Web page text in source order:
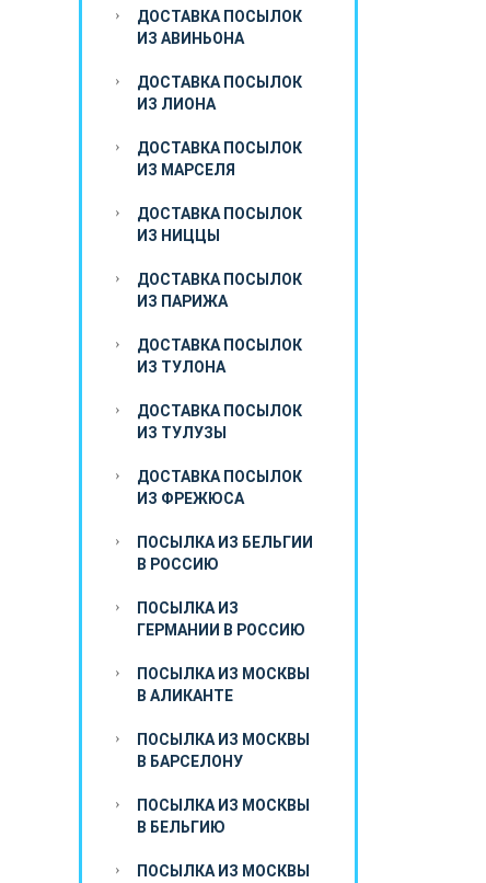
ДОСТАВКА ПОСЫЛОК
ИЗ АВИНЬОНА
ДОСТАВКА ПОСЫЛОК
ИЗ ЛИОНА
ДОСТАВКА ПОСЫЛОК
ИЗ МАРСЕЛЯ
ДОСТАВКА ПОСЫЛОК
ИЗ НИЦЦЫ
ДОСТАВКА ПОСЫЛОК
ИЗ ПАРИЖА
ДОСТАВКА ПОСЫЛОК
ИЗ ТУЛОНА
ДОСТАВКА ПОСЫЛОК
ИЗ ТУЛУЗЫ
ДОСТАВКА ПОСЫЛОК
ИЗ ФРЕЖЮСА
ПОСЫЛКА ИЗ БЕЛЬГИИ
В РОССИЮ
ПОСЫЛКА ИЗ
ГЕРМАНИИ В РОССИЮ
ПОСЫЛКА ИЗ МОСКВЫ
В АЛИКАНТЕ
ПОСЫЛКА ИЗ МОСКВЫ
В БАРСЕЛОНУ
ПОСЫЛКА ИЗ МОСКВЫ
В БЕЛЬГИЮ
ПОСЫЛКА ИЗ МОСКВЫ